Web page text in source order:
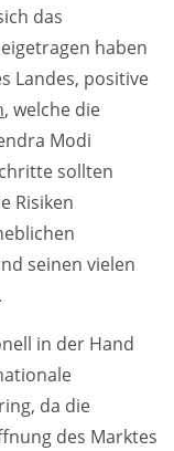
das
haben
Landes, positive
, welche die
Modi
sollten
Risiken
seinen vielen
in der Hand
da die
des Marktes